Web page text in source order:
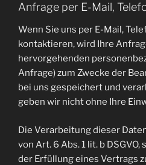
Anfrage per E-Mail,
Wenn Sie uns per E-Mail,
kontaktieren, wird Ihre
hervorgehenden
Anfrage) zum Zwecke der
bei uns gespeichert und
geben wir nicht ohne Ihre
Die Verarbeitung dieser
von Art. 6 Abs. 1 lit. b
der Erfüllung eines Vertrags